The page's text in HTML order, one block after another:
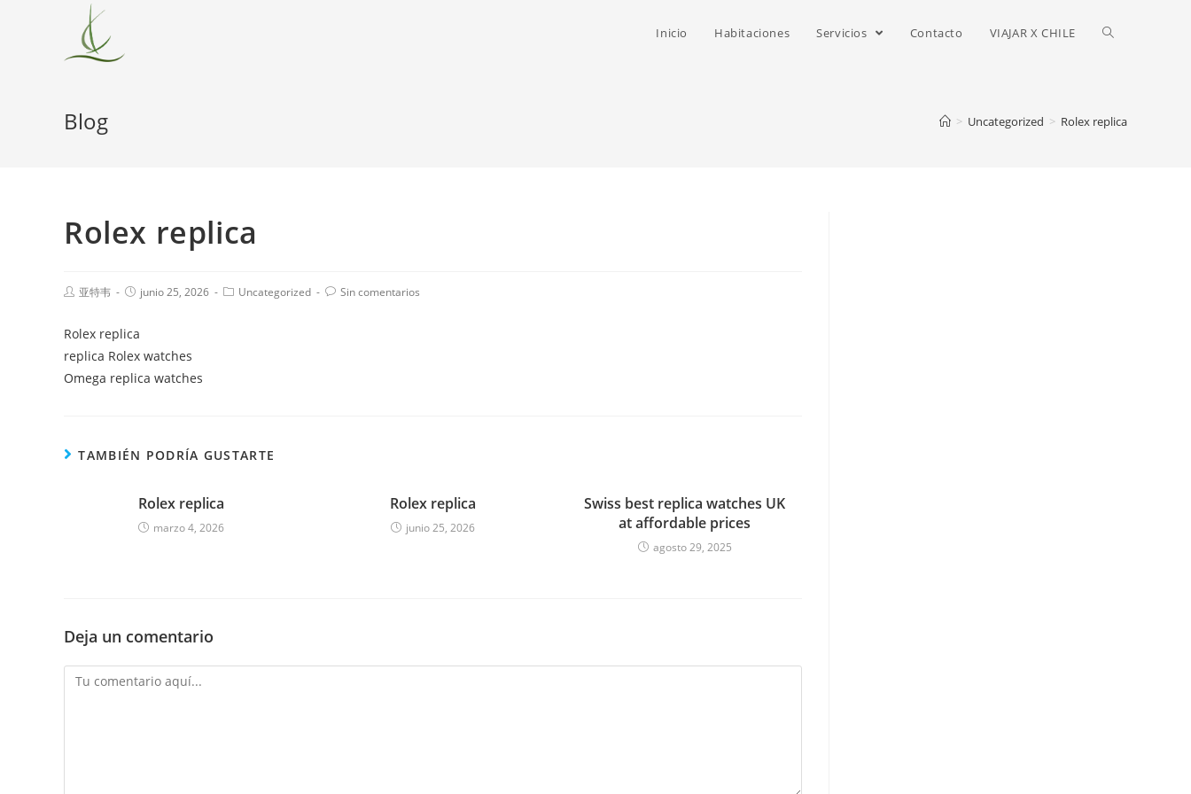
Inicio Habitaciones Servicios Contacto VIAJAR X CHILE
Blog > Uncategorized > Rolex replica
Rolex replica
亚特韦 junio 25, 2026 Uncategorized Sin comentarios
Rolex replica
replica Rolex watches
Omega replica watches
TAMBIÉN PODRÍA GUSTARTE
Rolex replica
marzo 4, 2026
Rolex replica
junio 25, 2026
Swiss best replica watches UK
at affordable prices
agosto 29, 2025
Deja un comentario